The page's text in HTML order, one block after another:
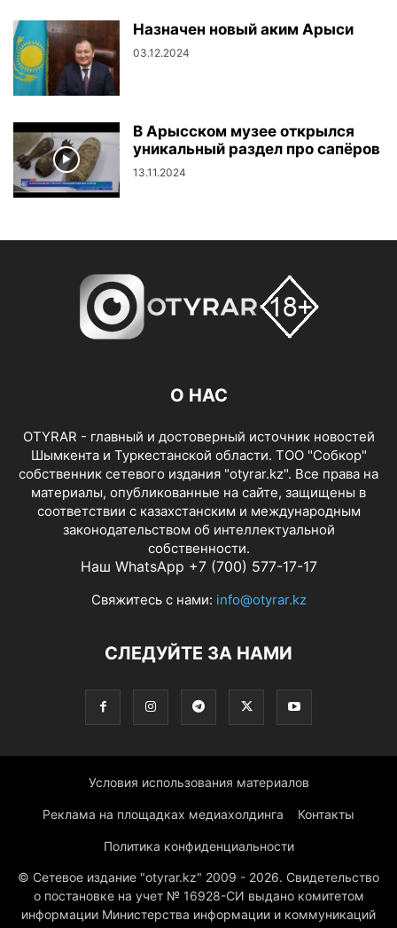
Назначен новый аким Арыси
03.12.2024
В Арысском музее открылся
уникальный раздел про сапёров
13.11.2024
О НАС
OTYRAR - главный и достоверный источник новостей
Шымкента и Туркестанской области. ТОО "Собкор"
собственник сетевого издания "otyrar.kz". Все права на
материалы, опубликованные на сайте, защищены в
соответствии с казахстанским и международным
законодательством об интеллектуальной
собственности.
Наш WhatsApp +7 (700) 577-17-17
Свяжитесь с нами: info@otyrar.kz
СЛЕДУЙТЕ ЗА НАМИ
Условия использования материалов
Реклама на площадках медиахолдинга Контакты
Политика конфиденциальности
© Сетевое издание "otyrar.kz" 2009 - 2026. Свидетельство
о постановке на учет № 16928-СИ выдано комитетом
информации Министерства информации и коммуникаций